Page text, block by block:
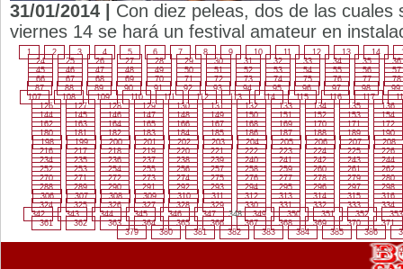
31/01/2014 | Con diez peleas, dos de las
viernes 14 se hará un festival amateur en
1 2 3 4 5 6 7 8 9 10 11 12 13 14
24
25 26 27 28 29 30 31 32 33 34 35
36
45
46 47 48 49 50 51 52 53 54 55 56
57
66
67 68 69 70 71 72 73 74 75 76 77
78
87
88 89 90 91 92 93 94 95 96 97 98
99
107
108 109 110 111 112 113 114 115 116 117
126
127 128 129 130 131 132 133 134 135
136
144
145 146 147 148 149 150 151 152 153
154
162
163 164 165 166 167 168 169 170 171
172
180
181 182 183 184 185 186 187 188 189
190
198
199 200 201 202 203 204 205 206 207
208
216
217 218 219 220 221 222 223 224 225
226
234
235 236 237 238 239 240 241 242 243
244
252
253 254 255 256 257 258 259 260 261
262
270
271 272 273 274 275 276 277 278 279
280
288
289 290 291 292 293 294 295 296 297
298
306
307 308 309 310 311 312 313 314 315
316
324
325 326 327 328 329 330 331 332 333
334
342
343 344 345 346 347 348 349 350 351 352
353
361
362 363 364 365 366 367 368 369 370
371
379
380 381 382 383 384 385 386